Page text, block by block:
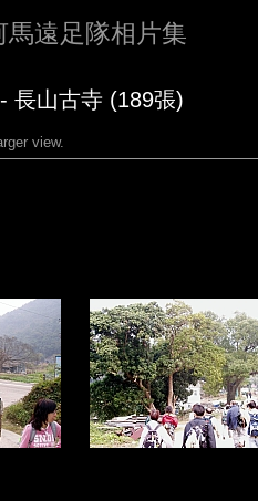
遠足隊相片集
長山古寺 (189張)
view.